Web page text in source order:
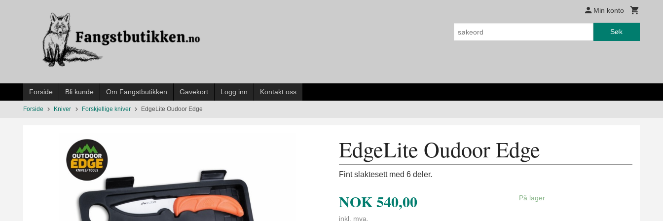
Min konto
Søk
Forside Bli kunde Om Fangstbutikken Gavekort Logg inn Kontakt oss
Forside Kniver Forskjellige kniver EdgeLite Oudoor Edge
EdgeLite Oudoor Edge
Fint slaktesett med 6 deler.
NOK540,00
inkl. mva.
På lager